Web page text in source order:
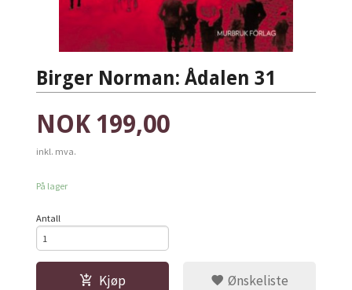
Birger Norman: Ådalen 31
Pris
NOK 199,00
inkl. mva.
På lager
Antall
Kjøp Ønskeliste